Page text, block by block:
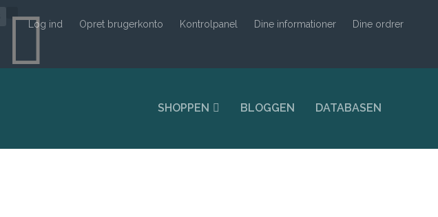
Log ind Opret brugerkonto Kontrolpanel Dine informationer Dine ordrer
SHOPPEN BLOGGEN DATABASEN